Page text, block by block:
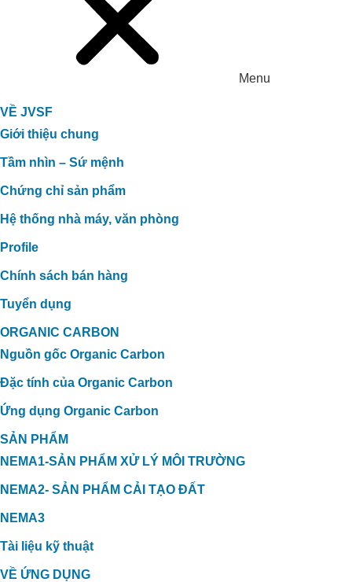
Menu
VỀ JVSF
Giới thiệu chung
Tầm nhìn – Sứ mệnh
Chứng chỉ sản phẩm
Hệ thống nhà máy, văn phòng
Profile
Chính sách bán hàng
Tuyển dụng
ORGANIC CARBON
Nguồn gốc Organic Carbon
Đặc tính của Organic Carbon
Ứng dụng Organic Carbon
SẢN PHẨM
NEMA1-SẢN PHẨM XỬ LÝ MÔI TRƯỜNG
NEMA2- SẢN PHẨM CẢI TẠO ĐẤT
NEMA3
Tài liệu kỹ thuật
VỀ ỨNG DỤNG